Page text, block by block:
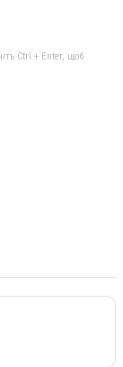
Ctrl + Enter, щоб